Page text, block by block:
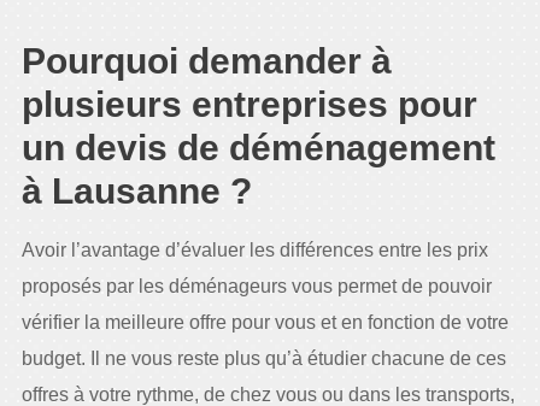
Pourquoi demander à
plusieurs entreprises pour
un devis de déménagement
à Lausanne ?
Avoir l’avantage d’évaluer les différences entre les prix
proposés par les déménageurs vous permet de pouvoir
vérifier la meilleure offre pour vous et en fonction de votre
budget. Il ne vous reste plus qu’à étudier chacune de ces
offres à votre rythme, de chez vous ou dans les transports,